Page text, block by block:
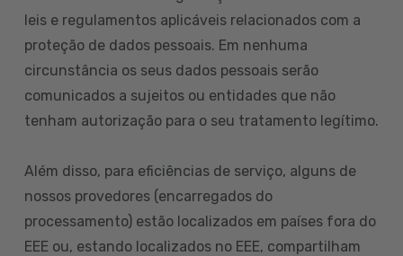
leis e regulamentos aplicáveis relacionados com a
proteção de dados pessoais. Em nenhuma
circunstância os seus dados pessoais serão
comunicados a sujeitos ou entidades que não
tenham autorização para o seu tratamento legítimo.
Além disso, para eficiências de serviço, alguns de
nossos provedores (encarregados do
processamento) estão localizados em países fora do
EEE ou, estando localizados no EEE, compartilham